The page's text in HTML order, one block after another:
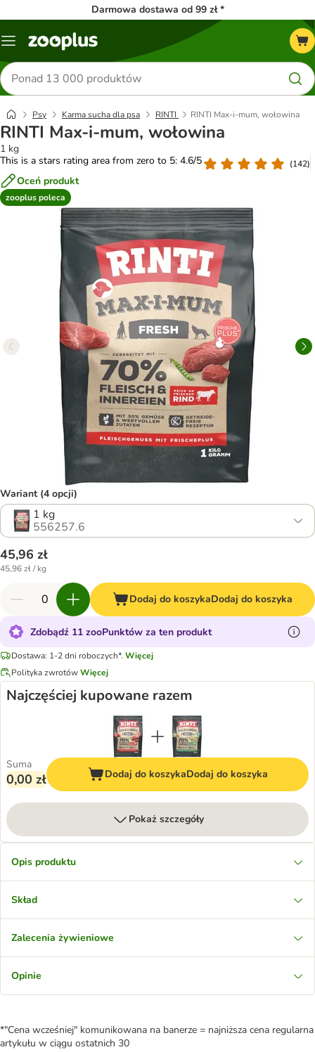
Darmowa dostawa od 99 zł *
Menu
Szukaj
produktów
Psy Karma sucha dla psa RINTI RINTI Max-i-mum, wołowina
RINTI Max-i-mum, wołowina
1 kg
This is a stars rating area from zero to 5: 4.6/5
(142)
Oceń produkt
zooplus poleca
Wariant (4 opcji)
1 kg
556257.6
45,96 zł
45,96 zł / kg
Dodaj do koszykaDodaj do koszyka
Zdobądź 11 zooPunktów za ten produkt
Dostawa: 1-2 dni roboczych*. Więcej
Polityka zwrotówWięcej
Najczęściej kupowane razem
Suma
0,00 zł Dodaj do koszykaDodaj do koszyka
Pokaż szczegóły
Opis produktu
Skład
Zalecenia żywieniowe
Opinie
*"Cena wcześniej" komunikowana na banerze = najniższa cena regularna
artykułu w ciągu ostatnich 30